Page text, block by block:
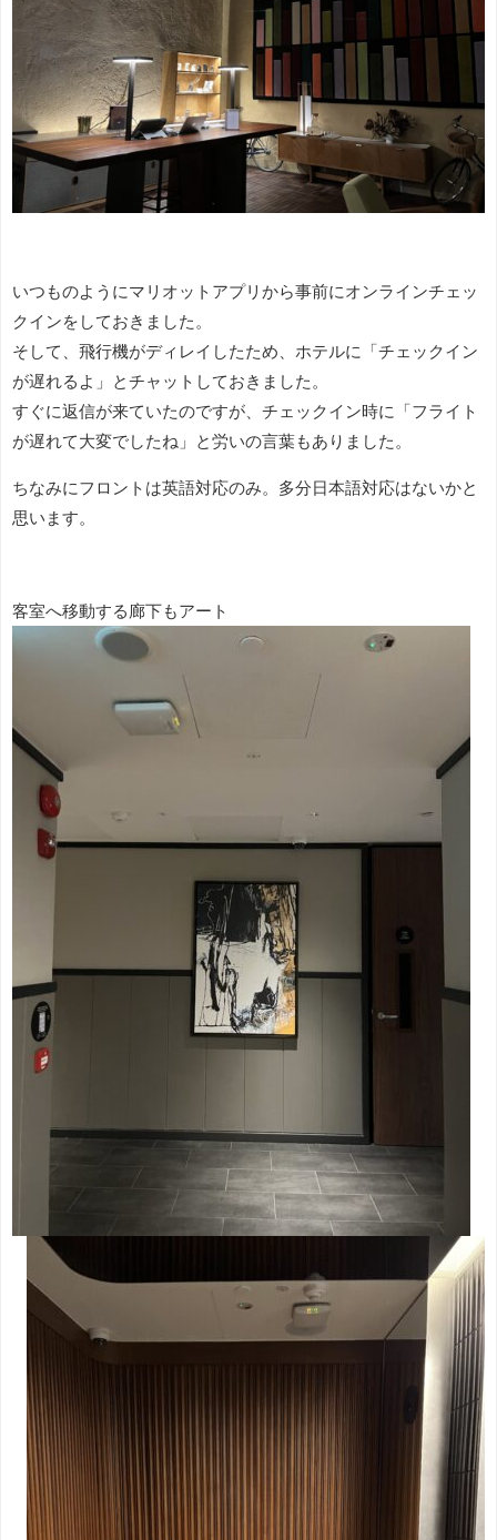
いつものようにマリオットアプリから事前にオンラインチェッ
クインをしておきました。
そして、飛行機がディレイしたため、ホテルに「チェックイン
が遅れるよ」とチャットしておきました。
すぐに返信が来ていたのですが、チェックイン時に「フライト
が遅れて大変でしたね」と労いの言葉もありました。
ちなみにフロントは英語対応のみ。多分日本語対応はないかと
思います。
客室へ移動する廊下もアート